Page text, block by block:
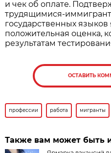
и чек об оплате.
трудящимися-
государственных языков
положительная оценка,
результатам
ОСТАВИТЬ
профессии работа мигранты
Также вам может быть